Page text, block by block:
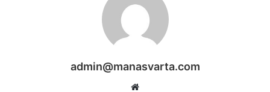
admin@manasvarta.com
Website